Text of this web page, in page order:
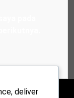
deliver